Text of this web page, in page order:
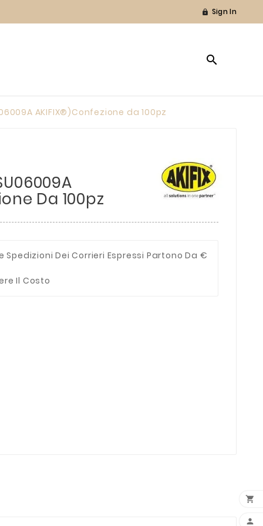
 Sign In

AKIFIX®)Confezione da 100pz
Da 100pz
Spedizioni Dei Corrieri Espressi Partono Da €
Il Costo

